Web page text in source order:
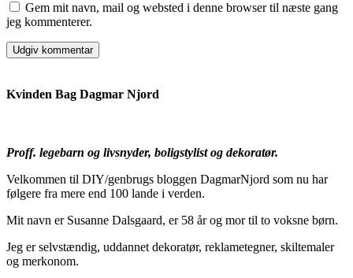
Gem mit navn, mail og websted i denne browser til næste gang
jeg kommenterer.
Kvinden Bag Dagmar Njord
Proff. legebarn og livsnyder, boligstylist og dekoratør.
Velkommen til DIY/genbrugs bloggen DagmarNjord som nu har
følgere fra mere end 100 lande i verden.
Mit navn er Susanne Dalsgaard, er 58 år og mor til to voksne børn.
Jeg er selvstændig, uddannet dekoratør, reklametegner, skiltemaler
og merkonom.